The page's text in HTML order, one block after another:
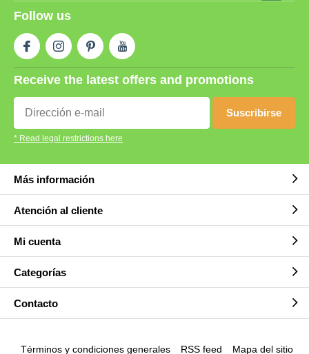
Follow us
Receive the latest offers and promotions
Suscribirse
* Read legal restrictions here
Más información
Atención al cliente
Mi cuenta
Categorías
Contacto
Términos y condiciones generales RSS feed Mapa del sitio